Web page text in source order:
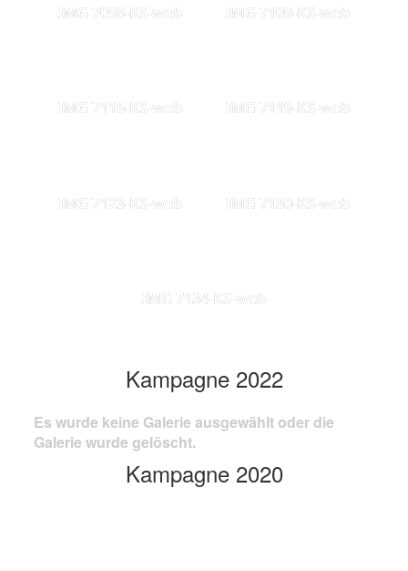
IMG 7098-KS-web IMG 7109-KS-web
IMG 7116-KS-web IMG 7119-KS-web
IMG 7123-KS-web IMG 7130-KS-web
IMG 7134-KS-web
Kampagne 2022
Es wurde keine Galerie ausgewählt oder die
Galerie wurde gelöscht.
Kampagne 2020